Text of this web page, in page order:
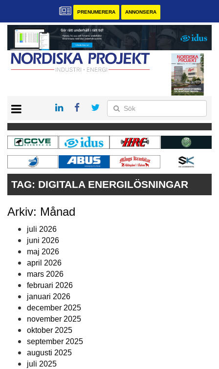
PRENUMERERA ANNONSERA
KONTAKT
VÅRA ANDRA MAGASIN
PRENUMERERA
ANNONSERA
TAG: DIGITALA ENERGILÖSNINGAR
Arkiv: Månad
juli 2026
juni 2026
maj 2026
april 2026
mars 2026
februari 2026
januari 2026
december 2025
november 2025
oktober 2025
september 2025
augusti 2025
juli 2025